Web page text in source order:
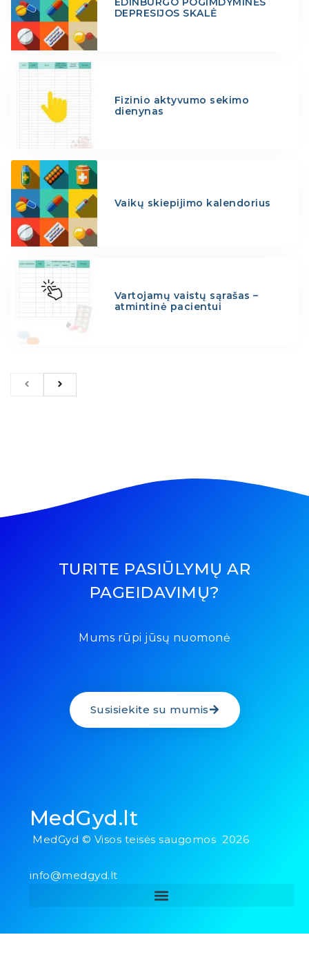
DEPRESIJOS SKALĖ
Fizinio aktyvumo sekimo
dienynas
Vaikų skiepijimo kalendorius
Vartojamų vaistų sąrašas –
atmintinė pacientui
TURITE PASIŪLYMŲ AR
PAGEIDAVIMŲ?
Mums rūpi jūsų nuomonė
Susisiekite su mumis
MedGyd.lt
MedGyd © Visos teisės saugomos 2026
info@medgyd.lt